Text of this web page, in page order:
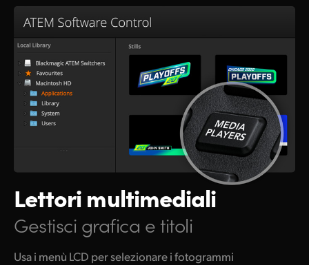
Lettorimultimediali
Gestisci grafica e titoli
Usa i menù LCD per selezionare i fotogrammi